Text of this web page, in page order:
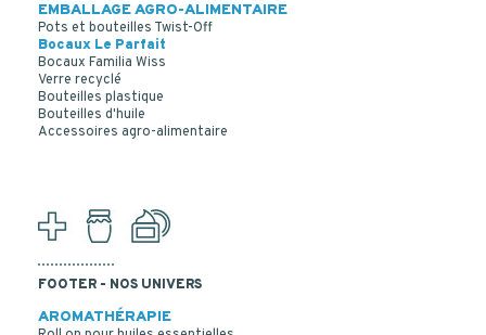
EMBALLAGE AGRO-ALIMENTAIRE
Pots et bouteilles Twist-Off
Bocaux Le Parfait
Bocaux Familia Wiss
Verre recyclé
Bouteilles plastique
Bouteilles d'huile
Accessoires agro-alimentaire
FOOTER - NOS UNIVERS
AROMATHÉRAPIE